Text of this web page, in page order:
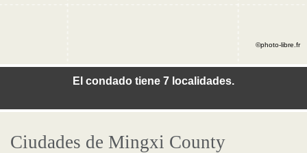
El condado tiene 7 localidades.
©photo-libre.fr
Ciudades de Mingxi County